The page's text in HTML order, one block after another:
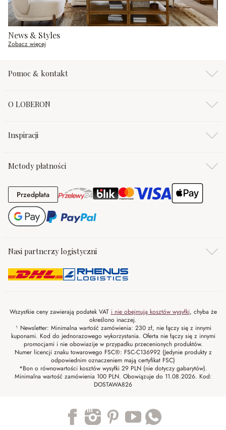
News & Styles
Zobacz więcej
Pomoc & kontakt
O LOBERON
Inspiracji
Metody płatności
PrzedpłataPrzedpłata
Nasi partnerzy logistyczni
Wszystkie ceny zawierają podatek VAT i nie obejmują kosztów wysyłki, chyba że
określono inaczej.
¹ Newsletter: Minimalna wartość zamówienia: 230 zł, nie łączy się z innymi
kuponami. Kod do jednorazowego wykorzystania. Oferta nie łączy się z innymi
promocjami i nie obowiazije w przypadku przecenionych produktów.
Numer licencji znaku towarowego FSC®: FSC-C136992 (Jedynie produkty z
odpowiednim oznaczeniem mają certyfikat FSC)
*Bon o równowartości kosztów wysyłki 29 PLN (nie dotyczy gabarytów).
Minimalna wartość zamówienia 100 PLN. Obowiązuje do 11.08.2026. Kod:
DOSTAWA826